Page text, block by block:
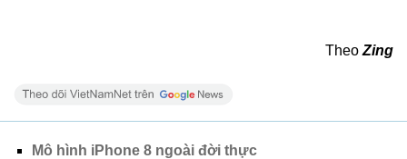
Theo Zing
Mô hình iPhone 8 ngoài đời thực